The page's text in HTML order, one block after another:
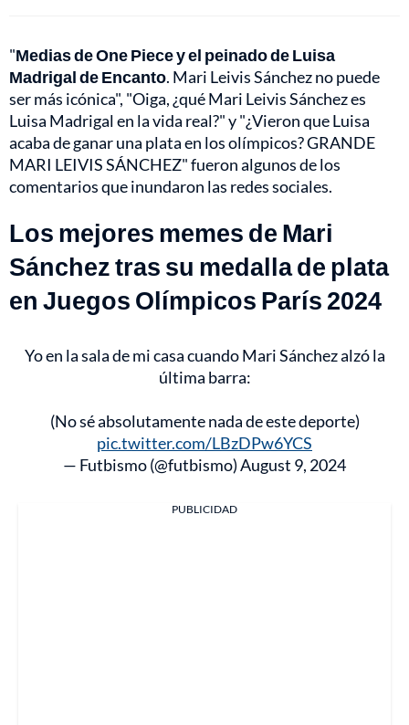
"Medias de One Piece y el peinado de Luisa
Madrigal de Encanto. Mari Leivis Sánchez no puede
ser más icónica", "Oiga, ¿qué Mari Leivis Sánchez es
Luisa Madrigal en la vida real?" y "¿Vieron que Luisa
acaba de ganar una plata en los olímpicos? GRANDE
MARI LEIVIS SÁNCHEZ" fueron algunos de los
comentarios que inundaron las redes sociales.
Los mejores memes de Mari
Sánchez tras su medalla de plata
en Juegos Olímpicos París 2024
Yo en la sala de mi casa cuando Mari Sánchez alzó la
última barra:
(No sé absolutamente nada de este deporte)
pic.twitter.com/LBzDPw6YCS
— Futbismo (@futbismo)August 9, 2024
PUBLICIDAD